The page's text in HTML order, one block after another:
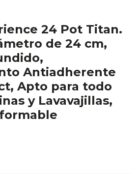
24 Pot Titan.
de 24 cm,
Antiadherente
Apto para todo
y Lavavajillas,